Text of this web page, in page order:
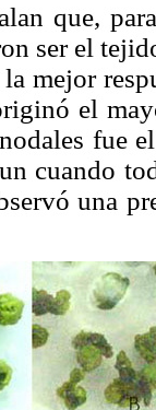
que,
ser el
mejor
el
fue
cuando
una